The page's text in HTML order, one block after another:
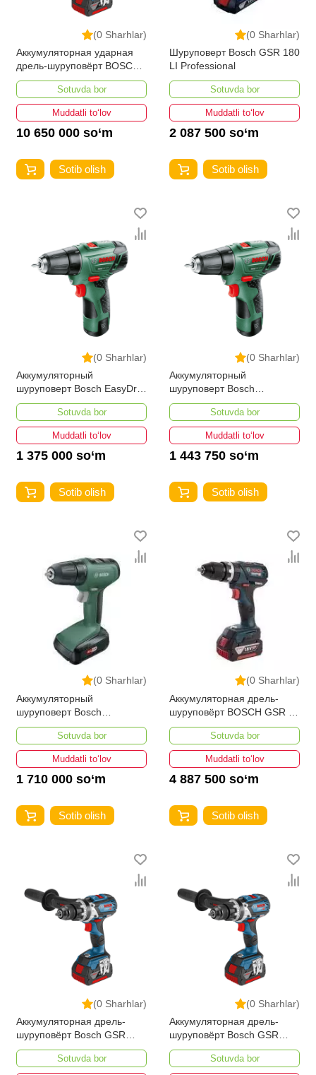
(0 Sharhlar)
Аккумуляторная ударная
дрель-шуруповёрт BOSCH
GSB 18 VE-EC Professional
2 x 5,0 AhSotuvda bor
Muddatli to‘lov
10 650 000 so‘m
Sotib olish
(0 Sharhlar)
Шуруповерт Bosch GSR 180
LI Professional
Sotuvda bor
Muddatli to‘lov
2 087 500 so‘m
Sotib olish
(0 Sharhlar)
Аккумуляторный
шуруповерт Bosch EasyDrill
12-2
Sotuvda bor
Muddatli to‘lov
1 375 000 so‘m
Sotib olish
(0 Sharhlar)
Аккумуляторный
шуруповерт Bosch
EasyImpact 1200
Sotuvda bor
Muddatli to‘lov
1 443 750 so‘m
Sotib olish
(0 Sharhlar)
Аккумуляторный
шуруповерт Bosch
UniversalDrill 18
Sotuvda bor
Muddatli to‘lov
1 710 000 so‘m
Sotib olish
(0 Sharhlar)
Аккумуляторная дрель-
шуруповёрт BOSCH GSR 18
V-EC Professional 2 x 5,0 Ah
L-Bo UNI Sotuvda bor
Muddatli to‘lov
4 887 500 so‘m
Sotib olish
(0 Sharhlar)
Аккумуляторная дрель-
шуруповёрт Bosch GSR
18V-85 C Professional
Sotuvda bor
(0 Sharhlar)
Аккумуляторная дрель-
шуруповёрт Bosch GSR
18V-85 C Professional + 2 x
5,0 Ah L-Boxx UNI
Sotuvda bor